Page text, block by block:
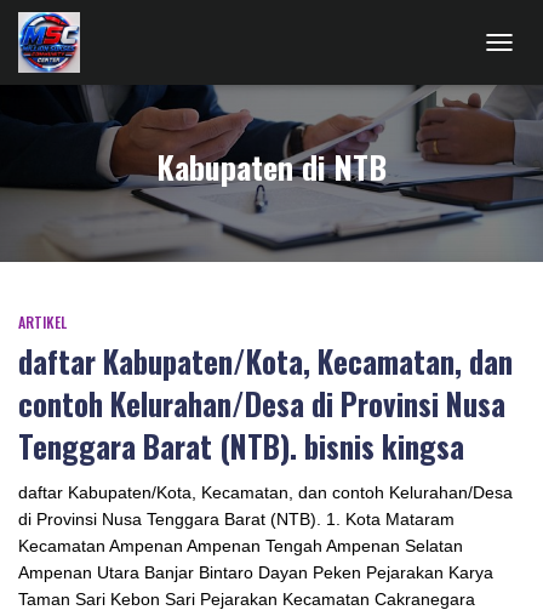
Kabupaten di NTB
ARTIKEL
daftar Kabupaten/Kota, Kecamatan, dan
contoh Kelurahan/Desa di Provinsi Nusa
Tenggara Barat (NTB). bisnis kingsa
daftar Kabupaten/Kota, Kecamatan, dan contoh Kelurahan/Desa
di Provinsi Nusa Tenggara Barat (NTB). 1. Kota Mataram
Kecamatan Ampenan Ampenan Tengah Ampenan Selatan
Ampenan Utara Banjar Bintaro Dayan Peken Pejarakan Karya
Taman Sari Kebon Sari Pejarakan Kecamatan Cakranegara